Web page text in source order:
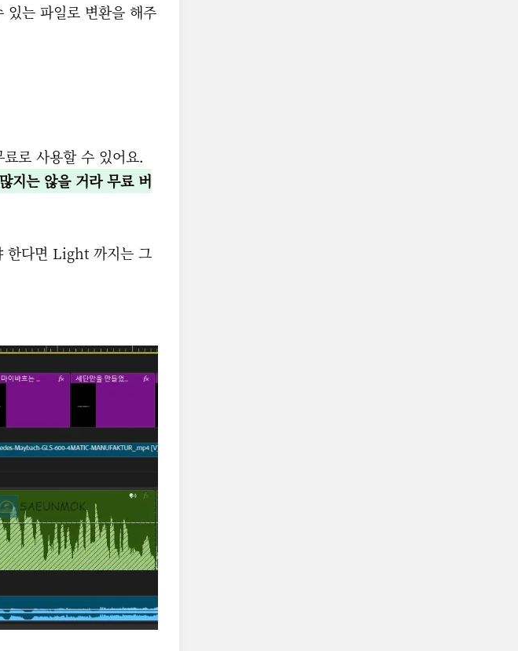
있는 파일로 변환을 해주
로 사용할 수 있어요.
지는 않을 거라 무료 버
한다면 Light 까지는 그